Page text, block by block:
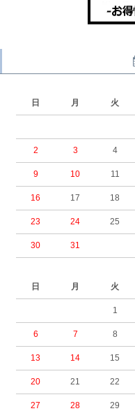
日 月 火
2 3 4
9 10 11
16 17 18
23 24 25
30 31
日 月 火
1
6 7 8
13 14 15
20 21 22
27 28 29